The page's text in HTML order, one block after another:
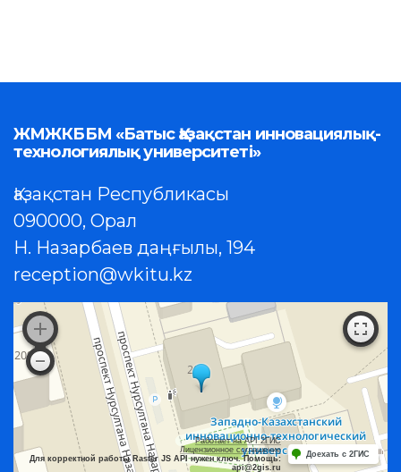
ЖМЖКББМ «Батыс Қазақстан инновациялық-
технологиялық университеті»
Қазақстан Республикасы
090000, Орал
Н. Назарбаев даңғылы, 194
reception@wkitu.kz
Работает на API 2ГИС
Лицензионное соглашение
Для корректной работы Raster JS API нужен ключ. Помощь:
api@2gis.ru
Доехать с 2ГИС